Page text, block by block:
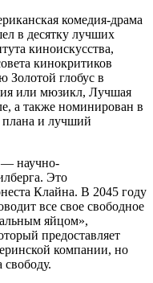
комедия-драма
в десятку лучших
киноискусства,
кинокритиков
глобус в
или мюзикл, Лучшая
а также номинирован в
плана и лучший
— научно-
Это
Клайна. В 2045 году
все свое свободное
яйцом»,
предоставляет
компании, но
свободу.